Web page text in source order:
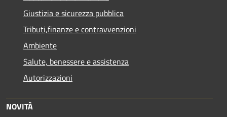
Giustizia e sicurezza pubblica
Tributi,finanze e contravvenzioni
Ambiente
Salute, benessere e assistenza
Autorizzazioni
NOVITÀ